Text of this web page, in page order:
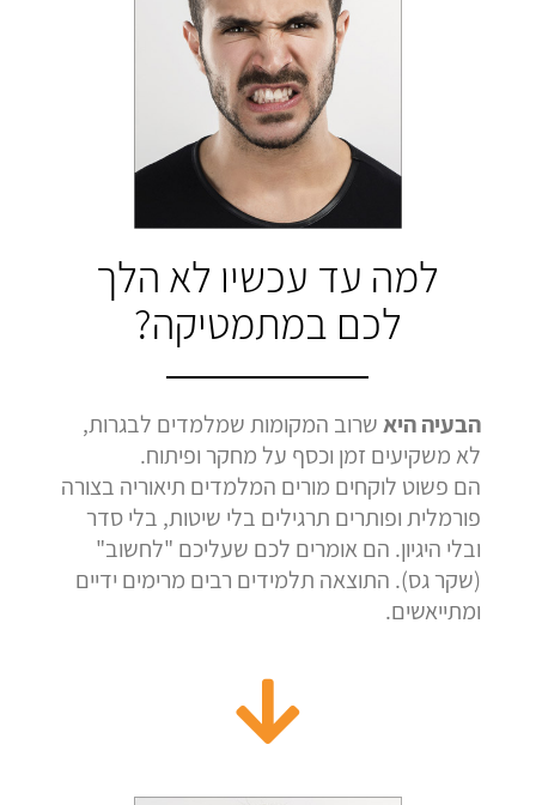
לחץ לצפייה
בהמלצה
לחץ לצפייה
בהמלצה
Hedva Mettoudi
בגרות 3 יחידות
ציון 100
בהמלצה
לחץ לצפייה
בהמלצה
למה עד עכשיו לא הלך
לכם במתמטיקה?
הבעיה היאשרוב המקומות שמלמדים לבגרות,
לא משקיעים זמן וכסף על מחקר ופיתוח.
הם פשוט לוקחים מורים המלמדים תיאוריה בצורה
פורמלית ופותרים תרגילים בלי שיטות, בלי סדר
ובלי היגיון. הם אומרים לכם שעליכם "לחשוב"
(שקר גס). התוצאה תלמידים רבים מרימים ידיים
ומתייאשים.